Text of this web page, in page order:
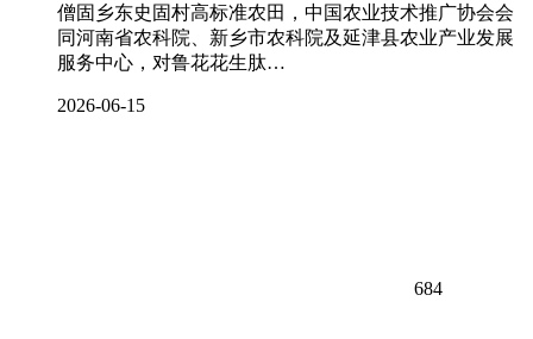
僧固乡东史固村高标准农田，中国农业技术推广协会会
同河南省农科院、新乡市农科院及延津县农业产业发展
服务中心，对鲁花花生肽…
2026-06-15
684